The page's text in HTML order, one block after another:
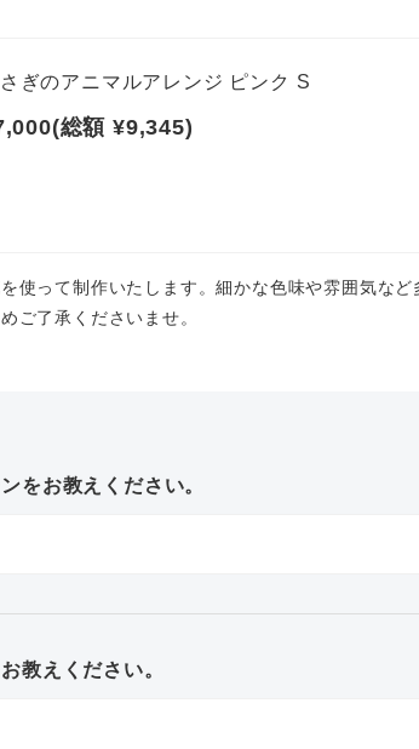
ぎのアニマルアレンジ ピンク S
総額 ¥9,345)
使って制作いたします。細かな色味や雰囲気など
ご了承くださいませ。
をお教えください。
教えください。